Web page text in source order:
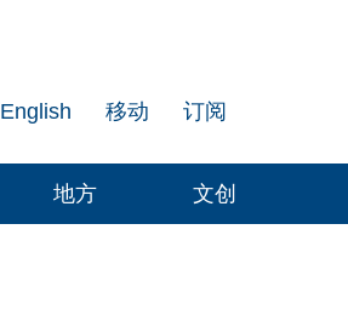
订阅
移动
English
地方 文创